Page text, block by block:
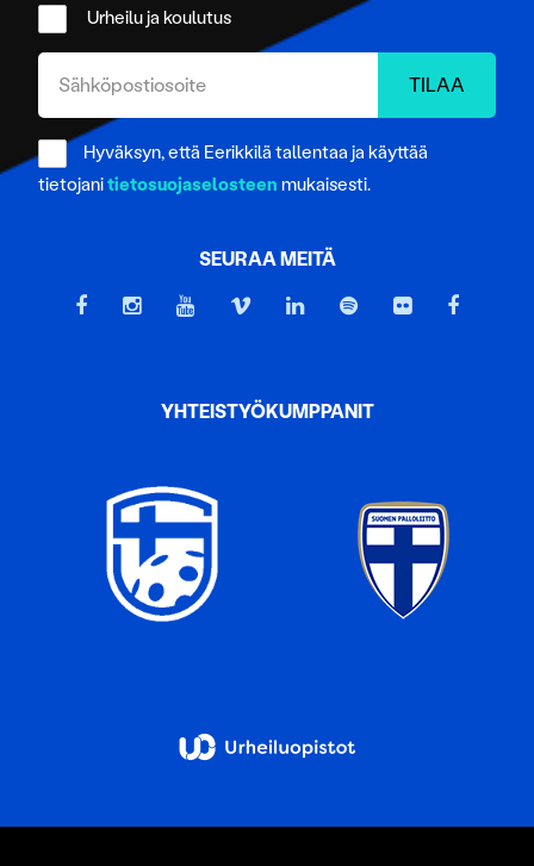
Urheilu ja koulutus
Hyväksyn, että Eerikkilä tallentaa ja käyttää
tietojanitietosuojaselosteen mukaisesti.
SEURAA MEITÄ
YHTEISTYÖKUMPPANIT